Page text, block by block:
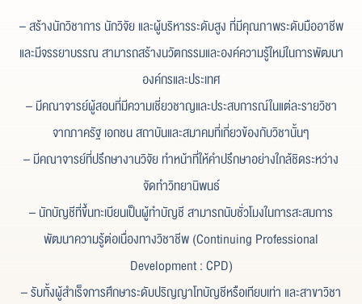
– สร้างนักวิชาการ นักวิจัย และผู้บริหารระดับสูง ที่มีคุณภาพระดับมืออาชีพ
และมีจรรยาบรรณ สามารถสร้างนวัตกรรมและองค์ความรู้ใหม่ในการพัฒนา
องค์กรและประเทศ
– มีคณาจารย์ผู้สอนที่มีความเชี่ยวชาญและประสบการณ์ในแต่ละรายวิชา
จากภาครัฐ เอกชน สถาบันและสมาคมที่เกี่ยวข้องกับวิชานั้นๆ
– มีคณาจารย์ที่ปรึกษางานวิจัย ทำหน้าที่ให้คำปรึกษาอย่างใกล้ชิดระหว่าง
จัดทำวิทยานิพนธ์
– นักบัญชีที่ขึ้นทะเบียนเป็นผู้ทำบัญชี สามารถนับชั่วโมงในการสะสมการ
พัฒนาความรู้ต่อเนื่องทางวิชาชีพ (Continuing Professional
Development : CPD)
– รับทั้งผู้สำเร็จการศึกษาระดับปริญญาโทบัญชีหรือเทียบเท่า และสาขาวิชา